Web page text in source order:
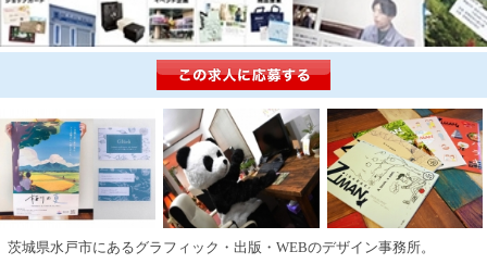
茨城県水戸市にあるグラフィック・出版・WEBのデザイン事務所。